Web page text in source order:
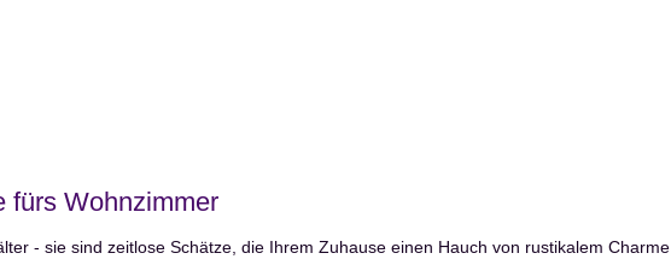
fürs Wohnzimmer
- sie sind zeitlose Schätze, die Ihrem Zuhause einen Hauch von rustikalem